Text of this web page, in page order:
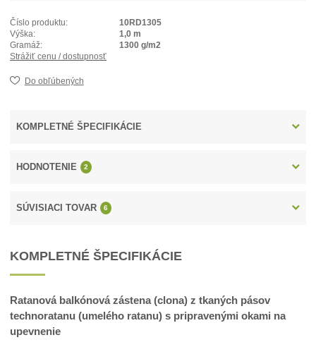
Číslo produktu:
10RD1305
Výška:
1,0 m
Gramáž:
1300 g/m2
Strážiť cenu / dostupnosť
Do obľúbených
KOMPLETNÉ ŠPECIFIKÁCIE
HODNOTENIE 2
SÚVISIACI TOVAR 6
KOMPLETNÉ ŠPECIFIKÁCIE
Ratanová balkónová zástena (clona) z tkaných pásov
technoratanu (umelého ratanu) s pripravenými okami na
upevnenie